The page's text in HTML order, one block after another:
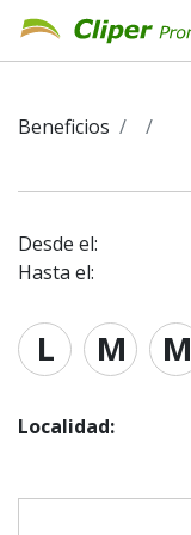
Beneficios
Desde el:
Hasta el:
L M M
Localidad: